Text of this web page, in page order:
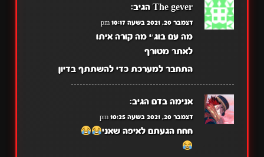
The gever הגיב:
דצמבר 20, 2021 בשעה 10:17 pm
מה עם בוג׳י מה קורה איתו
לאתר מטורף
התחבר למערכת כדי להשתתף בדיון
אנימה בדם הגיב:
דצמבר 20, 2021 בשעה 10:25 pm
חחח הגעתם לאיפה שאני